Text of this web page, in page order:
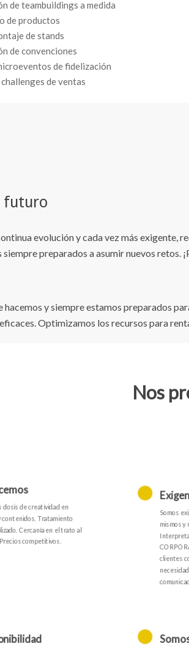
de teambuildings a medida
de productos
de stands
de convenciones
de fidelización
de ventas
futuro
evolución y cada vez más exigente,
siempre preparados a asumir nuevos retos.
hacemos y siempre estamos preparados
Optimizamos los recursos para
Nos
dosis de creatividad en
contenidos. Tratamiento
Cercanía en el trato al
competitivos.
Somos
mismos y
clientes